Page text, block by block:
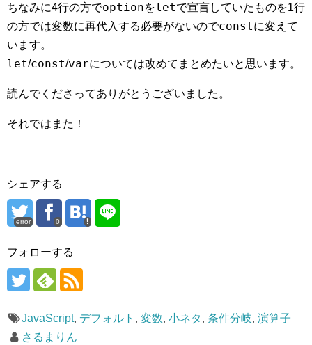
ちなみに4行の方でoptionをletで宣言していたものを1行
の方では変数に再代入する必要がないのでconstに変えて
います。
let/const/varについては改めてまとめたいと思います。
読んでくださってありがとうございました。
それではまた！
シェアする
error 0
フォローする
JavaScript, デフォルト , 変数, 小ネタ, 条件分岐, 演算子
さるまりん